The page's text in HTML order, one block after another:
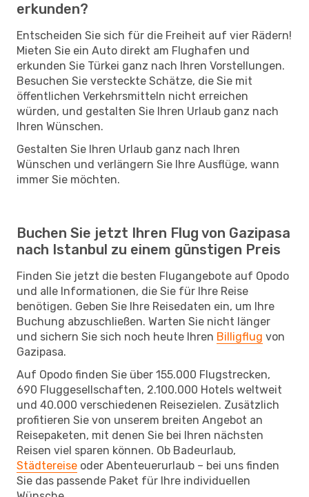
erkunden?
Entscheiden Sie sich für die Freiheit auf vier Rädern!
Mieten Sie ein Auto direkt am Flughafen und
erkunden Sie Türkei ganz nach Ihren Vorstellungen.
Besuchen Sie versteckte Schätze, die Sie mit
öffentlichen Verkehrsmitteln nicht erreichen
würden, und gestalten Sie Ihren Urlaub ganz nach
Ihren Wünschen.
Gestalten Sie Ihren Urlaub ganz nach Ihren
Wünschen und verlängern Sie Ihre Ausflüge, wann
immer Sie möchten.
Buchen Sie jetzt Ihren Flug von Gazipasa
nach Istanbul zu einem günstigen Preis
Finden Sie jetzt die besten Flugangebote auf Opodo
und alle Informationen, die Sie für Ihre Reise
benötigen. Geben Sie Ihre Reisedaten ein, um Ihre
Buchung abzuschließen. Warten Sie nicht länger
und sichern Sie sich noch heute Ihren Billigflug von
Gazipasa.
Auf Opodo finden Sie über 155.000 Flugstrecken,
690 Fluggesellschaften, 2.100.000 Hotels weltweit
und 40.000 verschiedenen Reisezielen. Zusätzlich
profitieren Sie von unserem breiten Angebot an
Reisepaketen, mit denen Sie bei Ihren nächsten
Reisen viel sparen können. Ob Badeurlaub,
Städtereise oder Abenteuerurlaub – bei uns finden
Sie das passende Paket für Ihre individuellen